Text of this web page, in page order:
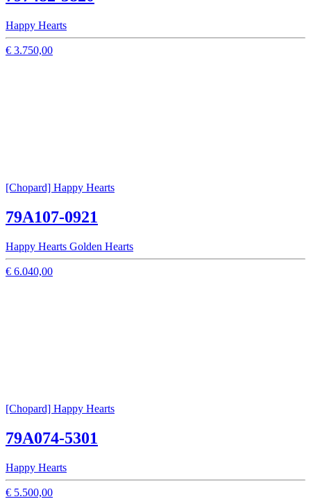
Happy Hearts
€ 3.750,00
[Chopard] Happy Hearts
79A107-0921
Happy Hearts Golden Hearts
€ 6.040,00
[Chopard] Happy Hearts
79A074-5301
Happy Hearts
€ 5.500,00